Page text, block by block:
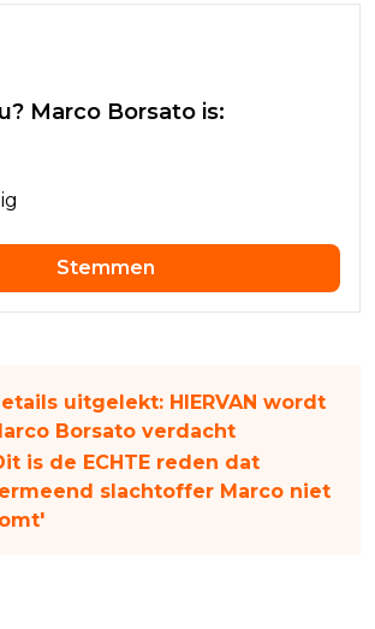
Marco Borsato is:
Stemmen
uitgelekt: HIERVAN wordt
Borsato verdacht
is de ECHTE reden dat
slachtoffer Marco niet